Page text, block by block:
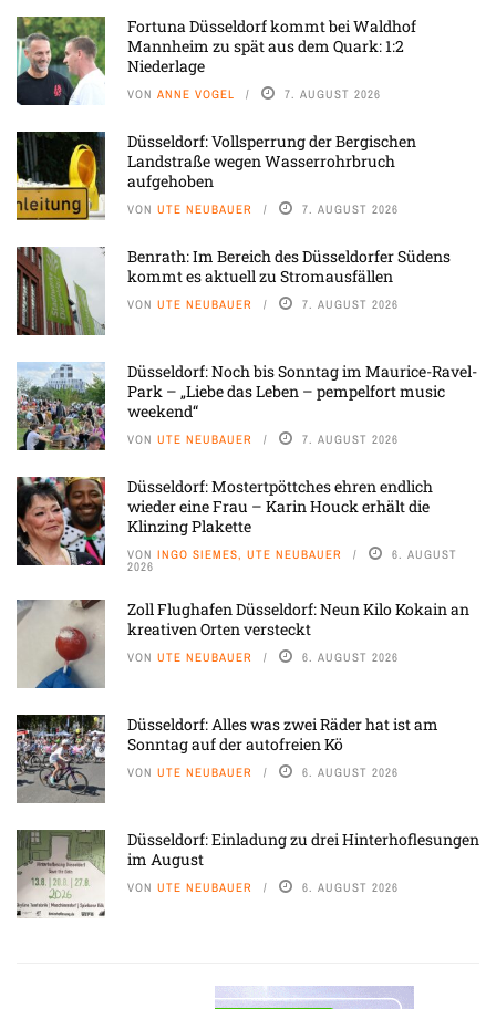
Fortuna Düsseldorf kommt bei Waldhof
Mannheim zu spät aus dem Quark: 1:2
Niederlage
VON ANNE VOGEL 7. AUGUST 2026
Düsseldorf: Vollsperrung der Bergischen
Landstraße wegen Wasserrohrbruch
aufgehoben
VON UTE NEUBAUER 7. AUGUST 2026
Benrath: Im Bereich des Düsseldorfer Südens
kommt es aktuell zu Stromausfällen
VON UTE NEUBAUER 7. AUGUST 2026
Düsseldorf: Noch bis Sonntag im Maurice-Ravel-
Park – „Liebe das Leben – pempelfort music
weekend“
VON UTE NEUBAUER 7. AUGUST 2026
Düsseldorf: Mostertpöttches ehren endlich
wieder eine Frau – Karin Houck erhält die
Klinzing Plakette
VON INGO SIEMES, UTE NEUBAUER 6. AUGUST
2026
Zoll Flughafen Düsseldorf: Neun Kilo Kokain an
kreativen Orten versteckt
VON UTE NEUBAUER 6. AUGUST 2026
Düsseldorf: Alles was zwei Räder hat ist am
Sonntag auf der autofreien Kö
VON UTE NEUBAUER 6. AUGUST 2026
Düsseldorf: Einladung zu drei Hinterhoflesungen
im August
VON UTE NEUBAUER 6. AUGUST 2026